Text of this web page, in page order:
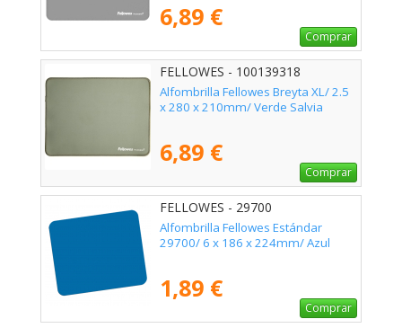
6,89 €
Comprar
FELLOWES - 100139318
Alfombrilla Fellowes Breyta XL/ 2.5
x 280 x 210mm/ Verde Salvia
6,89 €
Comprar
FELLOWES - 29700
Alfombrilla Fellowes Estándar
29700/ 6 x 186 x 224mm/ Azul
1,89 €
Comprar